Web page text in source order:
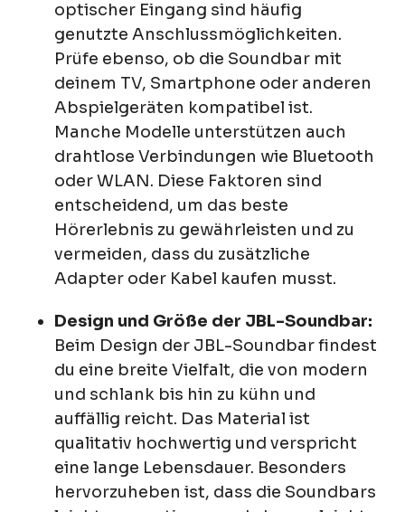
optischer Eingang sind häufig
genutzte Anschlussmöglichkeiten.
Prüfe ebenso, ob die Soundbar mit
deinem TV, Smartphone oder anderen
Abspielgeräten kompatibel ist.
Manche Modelle unterstützen auch
drahtlose Verbindungen wie Bluetooth
oder WLAN. Diese Faktoren sind
entscheidend, um das beste
Hörerlebnis zu gewährleisten und zu
vermeiden, dass du zusätzliche
Adapter oder Kabel kaufen musst.
Design und Größe der JBL-Soundbar:
Beim Design der JBL-Soundbar findest
du eine breite Vielfalt, die von modern
und schlank bis hin zu kühn und
auffällig reicht. Das Material ist
qualitativ hochwertig und verspricht
eine lange Lebensdauer. Besonders
hervorzuheben ist, dass die Soundbars